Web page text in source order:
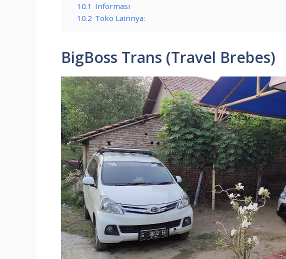
10.1 Informasi
10.2 Toko Lainnya:
BigBoss Trans (Travel Brebes)